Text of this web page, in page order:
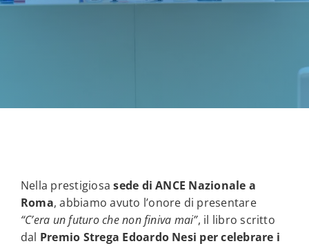
Nella prestigiosa sede di ANCE Nazionale a
Roma, abbiamo avuto l’onore di presentare
“C’era un futuro che non finiva mai”, il libro scritto
dal Premio Strega Edoardo Nesi per celebrare i